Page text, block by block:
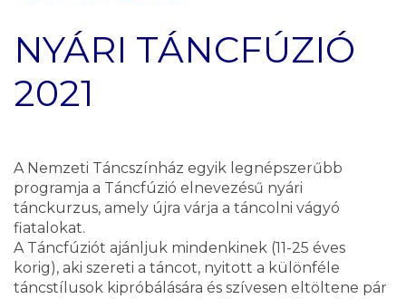
NYÁRI TÁNCFÚZIÓ
2021
A Nemzeti Táncszínház egyik legnépszerűbb
programja a Táncfúzió elnevezésű nyári
tánckurzus, amely újra várja a táncolni vágyó
fiatalokat.
A Táncfúziót ajánljuk mindenkinek (11-25 éves
korig), aki szereti a táncot, nyitott a különféle
táncstílusok kipróbálására és szívesen eltöltene pár